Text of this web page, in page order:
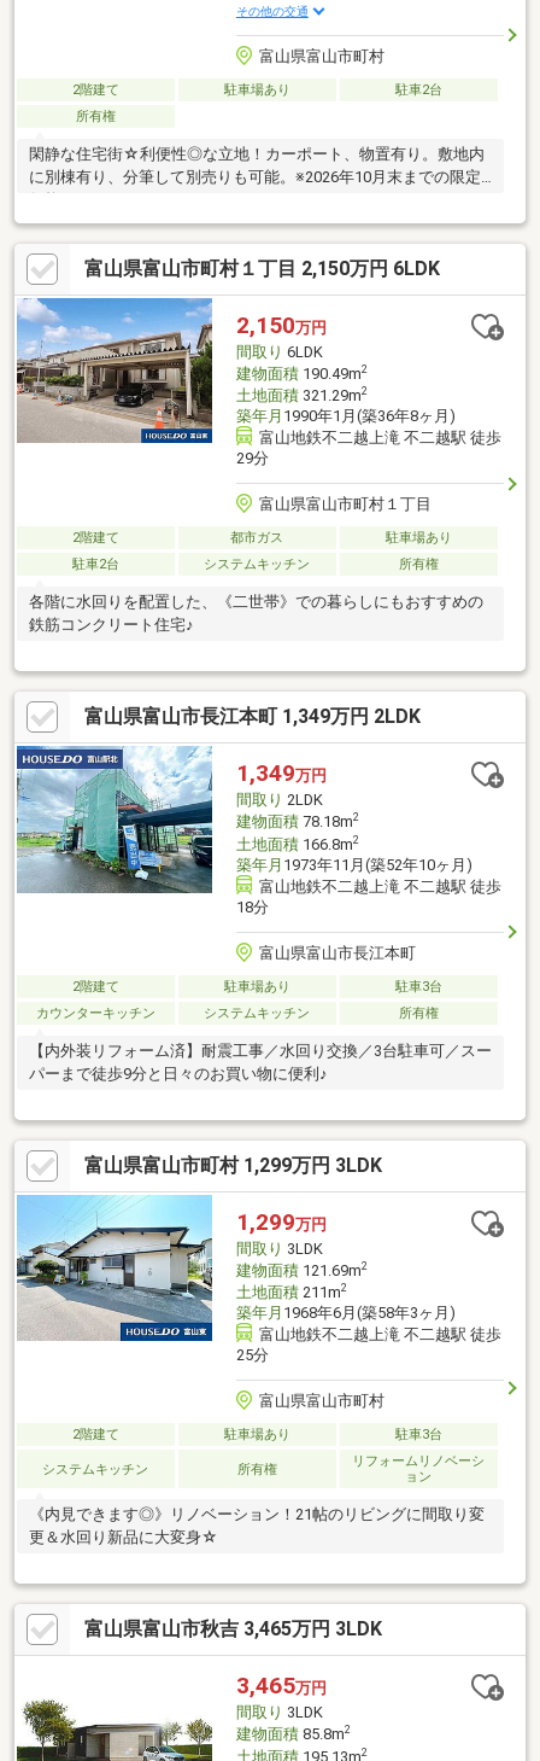
その他の交通
富山県富山市町村
2階建て 駐車場あり
駐車2台
所有権
閑静な住宅街☆利便性◎な立地！カーポート、物置有り。敷地内
に別棟有り、分筆して別売りも可能。※2026年10月末までの限定
富山県富山市町村１丁目 2,150万円 6LDK
2,150万円
間取り 6LDK
建物面積190.49m2
土地面積321.29m2
築年月 1990年1月(築36年8ヶ月)
富山地鉄不二越上滝 不二越駅 徒歩
29分
富山県富山市町村１丁目
2階建て 都市ガス
駐車場あり
駐車2台
システムキッチン 所有権
各階に水回りを配置した、《二世帯》での暮らしにもおすすめの
鉄筋コンクリート住宅♪
富山県富山市長江本町 1,349万円 2LDK
1,349万円
間取り 2LDK
建物面積78.18m2
土地面積166.8m2
築年月 1973年11月(築52年10ヶ月)
富山地鉄不二越上滝 不二越駅 徒歩
18分
富山県富山市長江本町
2階建て 駐車場あり
駐車3台
カウンターキッチン
システムキッチン 所有権
【内外装リフォーム済】耐震工事／水回り交換／3台駐車可／スー
パーまで徒歩9分と日々のお買い物に便利♪
富山県富山市町村 1,299万円 3LDK
1,299万円
間取り 3LDK
建物面積121.69m2
土地面積211m2
築年月 1968年6月(築58年3ヶ月)
富山地鉄不二越上滝 不二越駅 徒歩
25分
富山県富山市町村
2階建て 駐車場あり 駐車3台
システムキッチン 所有権
リフォームリノベーシ
ョン
《内見できます◎》リノベーション！21帖のリビングに間取り変
更＆水回り新品に大変身☆
富山県富山市秋吉 3,465万円 3LDK
3,465万円
間取り 3LDK
建物面積85.8m2
土地面積195.13m2